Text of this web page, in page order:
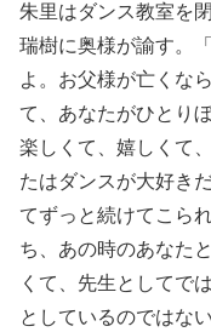
朱里はダンス教室を
瑞樹に奥様が諭す。
よ。お父様が亡くな
て、あなたがひとり
楽しくて、嬉しくて
たはダンスが大好き
てずっと続けてこら
ち、あの時のあなた
くて、先生としてで
としているのではな